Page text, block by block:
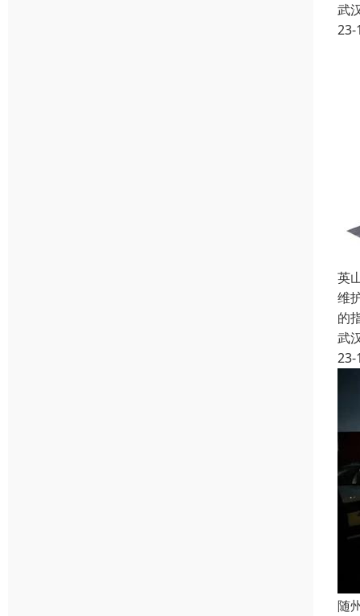
武
23-
英
维
的
武
23-
随